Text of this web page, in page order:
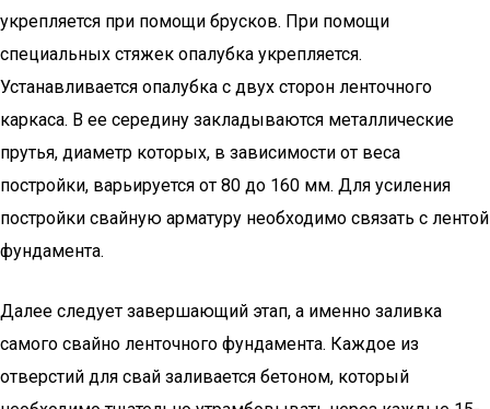
укрепляется при помощи брусков. При помощи
специальных стяжек опалубка укрепляется.
Устанавливается опалубка с двух сторон ленточного
каркаса. В ее середину закладываются металлические
прутья, диаметр которых, в зависимости от веса
постройки, варьируется от 80 до 160 мм. Для усиления
постройки свайную арматуру необходимо связать с лентой
фундамента.
Далее следует завершающий этап, а именно заливка
самого свайно ленточного фундамента. Каждое из
отверстий для свай заливается бетоном, который